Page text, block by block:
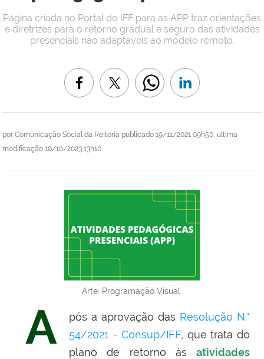
por Comunicação Social da Reitoria publicado 19/11/2021 09h50, última
modificação 10/10/2023 13h10
Página criada no Portal do IFF para as APP traz orientações
e diretrizes para o retorno gradual e seguro das atividades
presenciais não adaptáveis ao modelo remoto.
Arte: Programação Visual.
A pós a aprovação das Resolução N.°
54/2021 - Consup/IFF, quetrata do
plano de retorno às atividades